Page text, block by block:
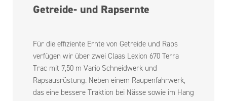
Getreide- und Rapsernte
Für die effiziente Ernte von Getreide und Raps
verfügen wir über zwei Claas Lexion 670 Terra
Trac mit 7,50 m Vario Schneidwerk und
Rapsausrüstung. Neben einem Raupenfahrwerk,
das eine bessere Traktion bei Nässe sowie im Hang